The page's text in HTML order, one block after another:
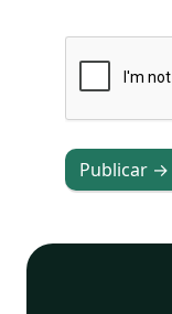
Publicar →